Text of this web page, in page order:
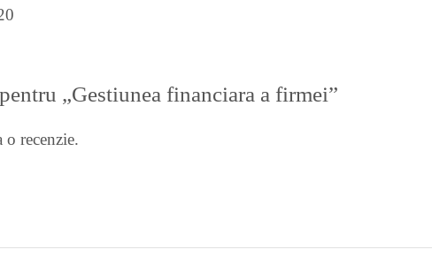
„Gestiunea financiara a firmei”
recenzie.